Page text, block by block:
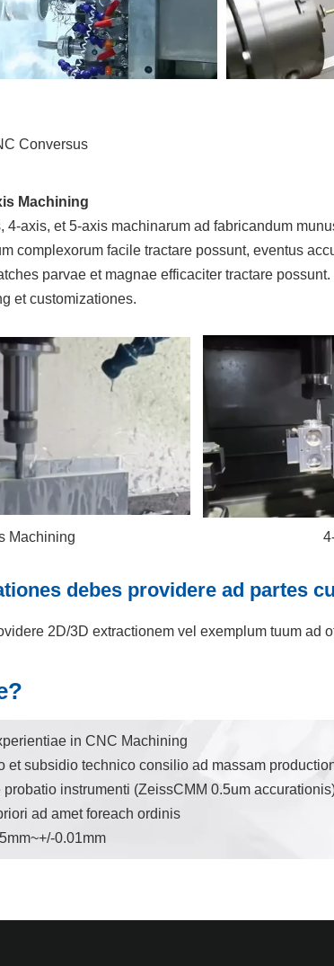
CNC Machining
Machining
4-axis, et 5-axis machinarum ad fabricandum
complexorum facile tractare possunt, eventus
parvae et magnae efficaciter tractare
et customizationes.
Machining
debes providere ad partes
2D/3D extractionem vel exemplum tuum
in CNC Machining
et subsidio technico consilio ad massam
instrumenti (ZeissCMM 0.5um
ad amet foreach ordinis
0.01mm